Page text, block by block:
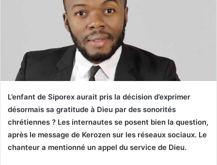
L’enfant de Siporex aurait pris la décision d’exprimer
désormais sa gratitude à Dieu par des sonorités
chrétiennes ? Les internautes se posent bien la question,
après le message de Kerozen sur les réseaux sociaux. Le
chanteur a mentionné un appel du service de Dieu.